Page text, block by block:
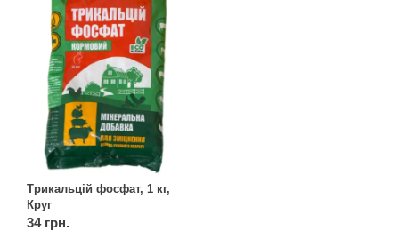
Трикальцій фосфат, 1 кг,
Круг
34 грн.